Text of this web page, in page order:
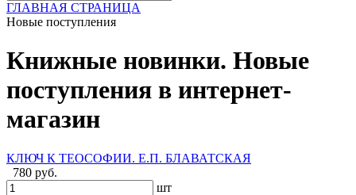
ГЛАВНАЯ СТРАНИЦА
Новые поступления
Книжные новинки. Новые
поступления в интернет-
магазин
КЛЮЧ К ТЕОСОФИИ. Е.П. БЛАВАТСКАЯ
780 руб.
шт